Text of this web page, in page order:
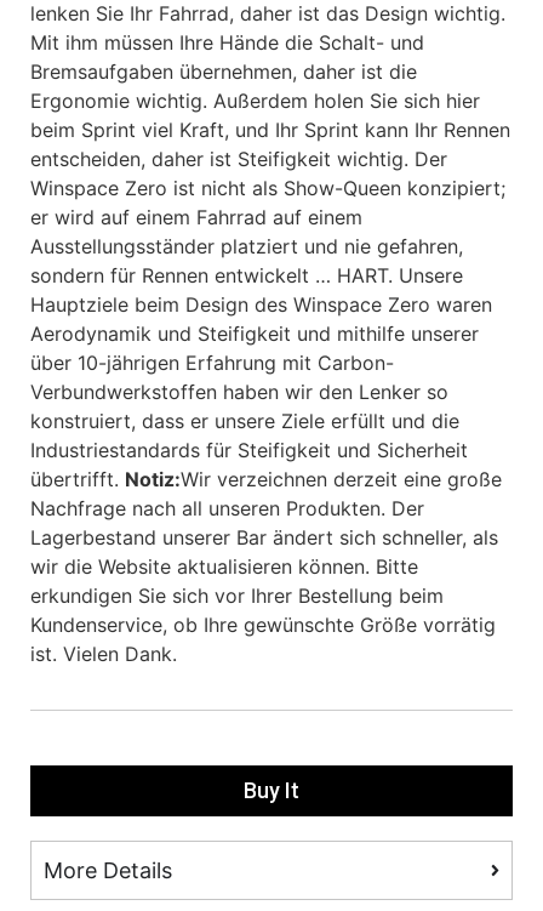
lenken Sie Ihr Fahrrad, daher ist das Design wichtig.
Mit ihm müssen Ihre Hände die Schalt- und
Bremsaufgaben übernehmen, daher ist die
Ergonomie wichtig. Außerdem holen Sie sich hier
beim Sprint viel Kraft, und Ihr Sprint kann Ihr Rennen
entscheiden, daher ist Steifigkeit wichtig. Der
Winspace Zero ist nicht als Show-Queen konzipiert;
er wird auf einem Fahrrad auf einem
Ausstellungsständer platziert und nie gefahren,
sondern für Rennen entwickelt … HART. Unsere
Hauptziele beim Design des Winspace Zero waren
Aerodynamik und Steifigkeit und mithilfe unserer
über 10-jährigen Erfahrung mit Carbon-
Verbundwerkstoffen haben wir den Lenker so
konstruiert, dass er unsere Ziele erfüllt und die
Industriestandards für Steifigkeit und Sicherheit
übertrifft. Notiz:Wir verzeichnen derzeit eine große
Nachfrage nach all unseren Produkten. Der
Lagerbestand unserer Bar ändert sich schneller, als
wir die Website aktualisieren können. Bitte
erkundigen Sie sich vor Ihrer Bestellung beim
Kundenservice, ob Ihre gewünschte Größe vorrätig
ist. Vielen Dank.
Buy It
More Details